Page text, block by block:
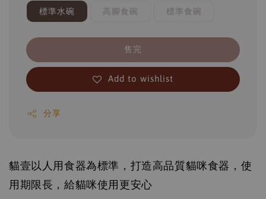
標準水碗 高腳食碗 標準食碗
售完
Add to wishlist
分享
貓壹以人用食器為標準，打造高品質貓咪食器，使
用期限長，給貓咪使用更安心